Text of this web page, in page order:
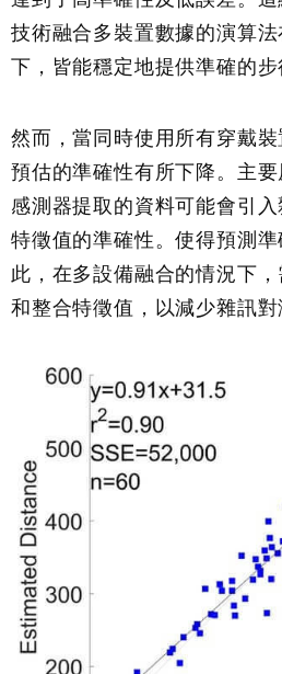
技術融合多裝置數據的演算
下，皆能穩定地提供準確的步
然而，當同時使用所有穿戴
預估的準確性有所下降。主
感測器提取的資料可能會引
特徵值的準確性。使得預測
此，在多設備融合的情況下
和整合特徵值，以減少雜訊對